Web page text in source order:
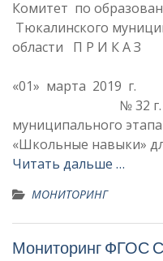
Комитет по
Тюкалинского
области П Р И К А З
«01» марта
№ 32 г.
муниципального
«Школьные навыки»
Читать дальше …
МОНИТОРИНГ
Мониторинг